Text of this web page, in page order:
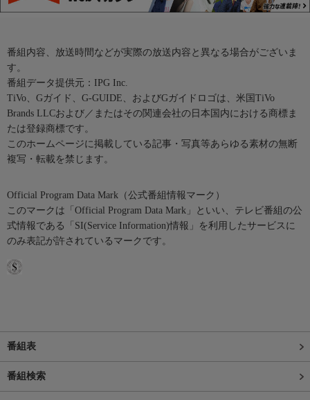
番組内容、放送時間などが実際の放送内容と異なる場合がございま
す。
番組データ提供元：IPG Inc.
TiVo、Gガイド、G-GUIDE、およびGガイドロゴは、米国TiVo
Brands LLCおよび／またはその関連会社の日本国内における商標ま
たは登録商標です。
このホームページに掲載している記事・写真等あらゆる素材の無断
複写・転載を禁じます。
Official Program Data Mark（公式番組情報マーク）
このマークは「Official Program Data Mark」といい、テレビ番組の公
式情報である「SI(Service Information)情報」を利用したサービスに
のみ表記が許されているマークです。
番組表
番組検索